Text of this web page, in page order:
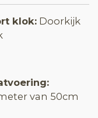
klok: Doorkijk
van 50cm